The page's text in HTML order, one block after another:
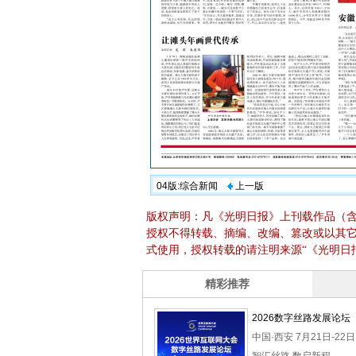
04版:综合新闻 上一版
版权声明：凡《光明日报》上刊载作品（
授权不得转载、摘编、改编、篡改或以其
式使用，授权转载的请注明来源“《光明日